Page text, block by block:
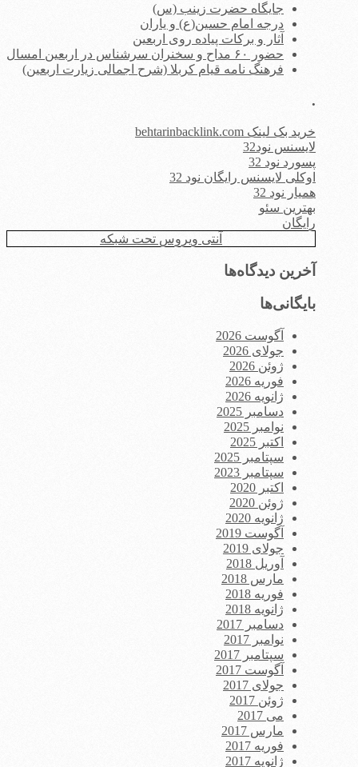
جایگاه حضرت زینب (س)
درجه امام حسین(ع) و یاران
آثار و برکات پیاده روی اربعین
حضور ۶۰ مداح و سخنران سرشناس در اربعین امسال
فرهنگ نامه قیام کربلا (شرح اجمالی زیارت اربعین)
.
خرید بک لینک behtarinbacklink.com
لایسنس نود32
پسورد نود 32
اوکلی لایسنس رایگان نود 32
همیار نود 32
بهترین سئو
رایگان
آنتی ویروس تحت شبکه
آخرین دیدگاه‌ها
بایگانی‌ها
آگوست 2026
جولای 2026
ژوئن 2026
فوریه 2026
ژانویه 2026
دسامبر 2025
نوامبر 2025
اکتبر 2025
سپتامبر 2025
سپتامبر 2023
اکتبر 2020
ژوئن 2020
ژانویه 2020
آگوست 2019
جولای 2019
آوریل 2018
مارس 2018
فوریه 2018
ژانویه 2018
دسامبر 2017
نوامبر 2017
سپتامبر 2017
آگوست 2017
جولای 2017
ژوئن 2017
می 2017
مارس 2017
فوریه 2017
ژانویه 2017